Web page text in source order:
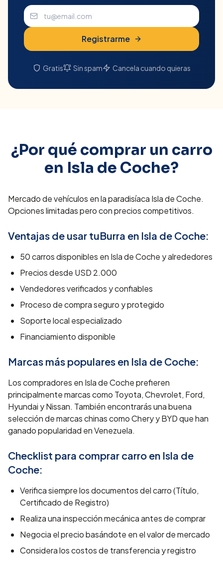
Registrarme
Gratis Sin spam Cancela cuando quieras
¿Por qué comprar un carro
en Isla de Coche?
Mercado de vehículos en la paradisíaca Isla de Coche.
Opciones limitadas pero con precios competitivos.
Ventajas de usar tuBurra en Isla de Coche:
50carros disponibles en Isla de Coche y alrededores
Precios desde USD 2.000
Vendedores verificados y confiables
Proceso de compra seguro y protegido
Soporte local especializado
Financiamiento disponible
Marcas más populares en Isla de Coche:
Los compradores en Isla de Coche prefieren
principalmente marcas como Toyota, Chevrolet, Ford,
Hyundai y Nissan. También encontrarás una buena
selección de marcas chinas como Chery y BYD que han
ganado popularidad en Venezuela.
Checklist para comprar carro en Isla de
Coche:
Verifica siempre los documentos del carro (Título,
Certificado de Registro)
Realiza una inspección mecánica antes de comprar
Negocia el precio basándote en el valor de mercado
Considera los costos de transferencia y registro